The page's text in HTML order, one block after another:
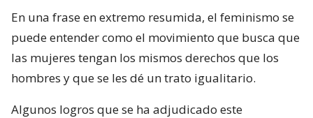
En una frase en extremo resumida, el feminismo se
puede entender como el movimiento que busca que
las mujeres tengan los mismos derechos que los
hombres y que se les dé un trato igualitario.
Algunos logros que se ha adjudicado este